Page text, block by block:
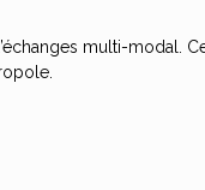
multi-modal.